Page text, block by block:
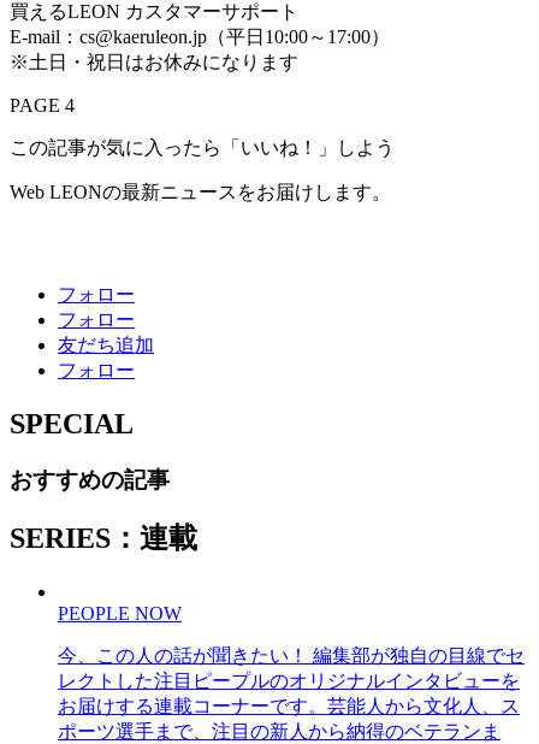
買えるLEON カスタマーサポート
E-mail：cs@kaeruleon.jp（平日10:00～17:00）
※土日・祝日はお休みになります
PAGE 4
この記事が気に入ったら「いいね！」しよう
Web LEONの最新ニュースをお届けします。
フォロー
フォロー
友だち追加
フォロー
SPECIAL
おすすめの記事
SERIES：連載
PEOPLE NOW
今、この人の話が聞きたい！ 編集部が独自の目線でセ
レクトした注目ピープルのオリジナルインタビューを
お届けする連載コーナーです。芸能人から文化人、ス
ポーツ選手まで、注目の新人から納得のベテランま